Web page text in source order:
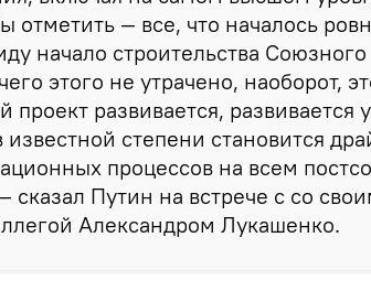
отметить — все, что началось
начало строительства Союзного
этого не утрачено, наоборот,
проект развивается, развивается
известной степени становится
процессов на всем
сказал Путин на встрече с со
Александром Лукашенко.